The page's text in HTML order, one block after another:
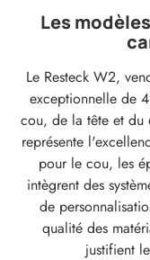
Les
Le Resteck W2,
exceptionnelle de
cou, de la tête et du
représente
pour le cou, les
intègrent des
de
qualité des
justifient